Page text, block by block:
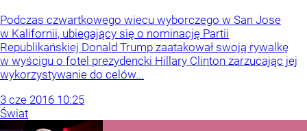
Podczas czwartkowego wiecu wyborczego w San Jose
w Kalifornii, ubiegający się o nominację Partii
Republikańskiej Donald Trump zaatakował swoją rywalkę
w wyścigu o fotel prezydencki Hillary Clinton zarzucając jej
wykorzystywanie do celów...
3 cze 2016 10:25
Świat